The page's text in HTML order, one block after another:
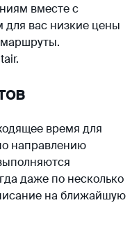
вместе с
вас низкие цены
время для
направлению
даже по несколько
на ближайшую